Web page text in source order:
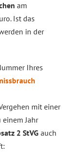
am
Ist das
in der
Ihres
mit einer
Jahr
2 StVG auch